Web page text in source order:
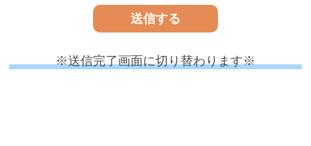
※送信完了画面に切り替わります※